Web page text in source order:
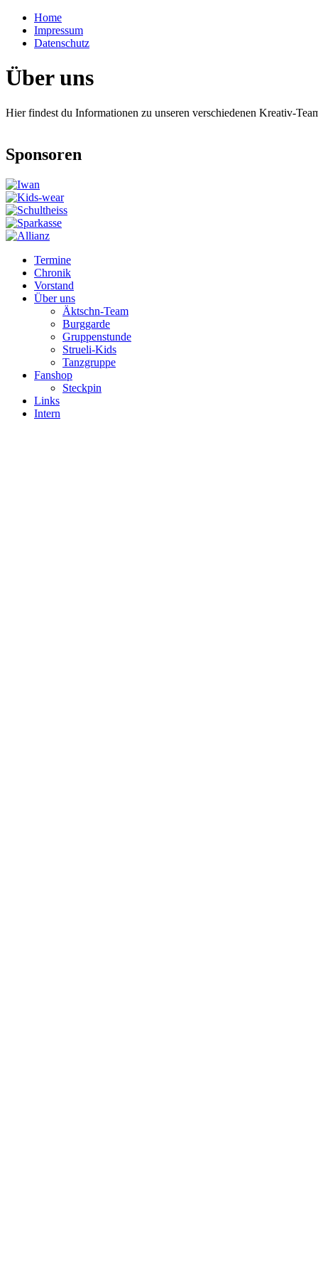
Home
Impressum
Datenschutz
Über uns
Hier findest du Informationen zu unseren verschiedenen Kreativ-
Sponsoren
Termine
Chronik
Vorstand
Über uns
Äktschn-Team
Burggarde
Gruppenstunde
Strueli-Kids
Tanzgruppe
Fanshop
Steckpin
Links
Intern